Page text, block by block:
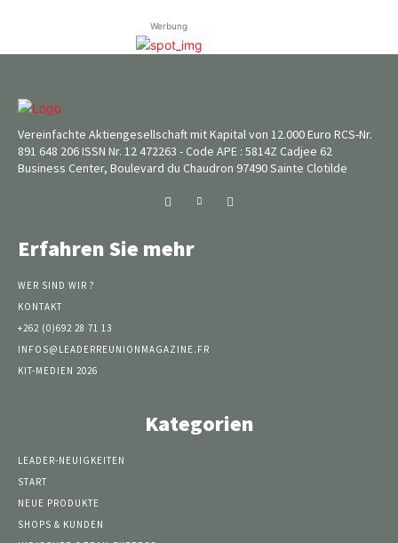
Werbung
Vereinfachte Aktiengesellschaft mit Kapital von 12.000 Euro RCS-Nr.
891 648 206 ISSN Nr. 12 472263 - Code APE : 5814Z Cadjee 62
Business Center, Boulevard du Chaudron 97490 Sainte Clotilde
Erfahren Sie mehr
WER SIND WIR ?
KONTAKT
+262 (0)692 28 71 13
INFOS@LEADERREUNIONMAGAZINE.FR
KIT-MEDIEN 2026
Kategorien
LEADER-NEUIGKEITEN
START
NEUE PRODUKTE
SHOPS & KUNDEN